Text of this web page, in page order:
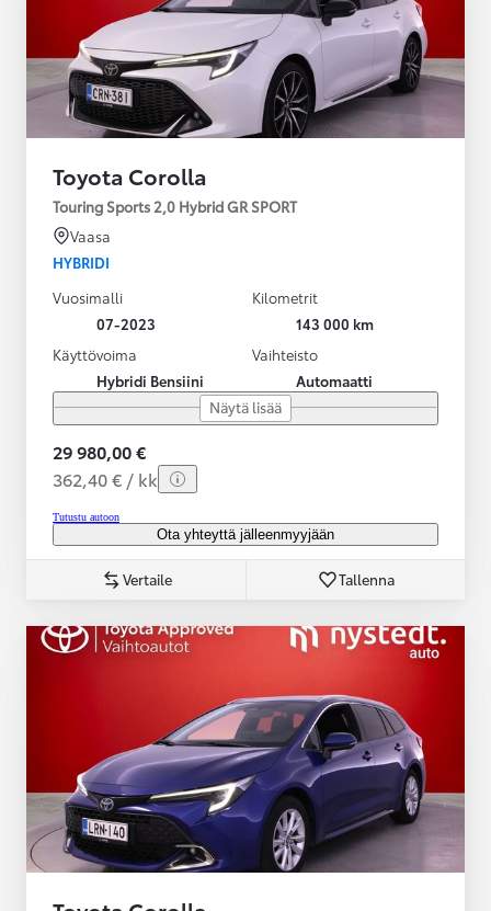
Toyota Corolla
Touring Sports 2,0 Hybrid GR SPORT
Vaasa
HYBRIDI
Vuosimalli
07-2023
Kilometrit
143 000 km
Käyttövoima
Hybridi Bensiini
Vaihteisto
Automaatti
Näytä lisää
29 980,00 €
362,40 € / kk
Tutustu autoon
Ota yhteyttä jälleenmyyjään
Vertaile Tallenna